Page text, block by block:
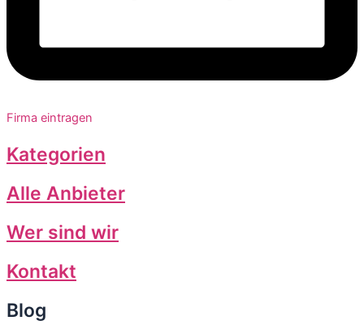
Firma eintragen
Kategorien
Alle Anbieter
Wer sind wir
Kontakt
Blog